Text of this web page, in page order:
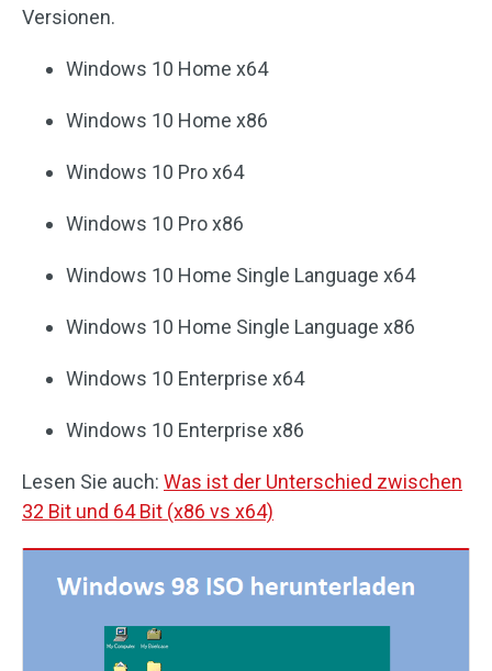
Versionen.
Windows 10 Home x64
Windows 10 Home x86
Windows 10 Pro x64
Windows 10 Pro x86
Windows 10 Home Single Language x64
Windows 10 Home Single Language x86
Windows 10 Enterprise x64
Windows 10 Enterprise x86
Lesen Sie auch: Was ist der Unterschied zwischen
32 Bit und 64 Bit (x86 vs x64)